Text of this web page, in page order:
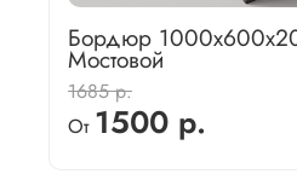
Бордюр
Мостовой
1685 р.
От 1500 р.